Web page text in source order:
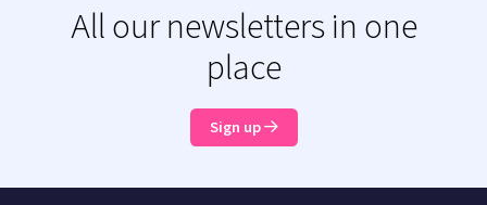
All our newsletters in one
place
Sign up